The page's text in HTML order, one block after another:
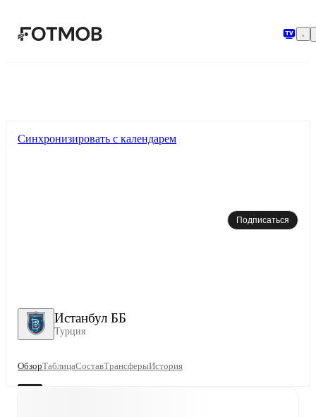
Истанбул ББ
Турция
Синхронизировать с календарем
Подписаться
ОбзорТаблицаСоставТрансферыИстория